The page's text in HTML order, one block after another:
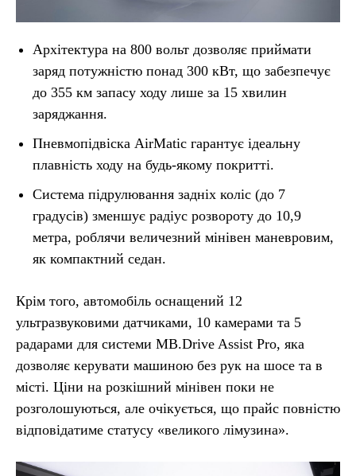
Архітектура на 800 вольт дозволяє приймати
заряд потужністю понад 300 кВт, що забезпечує
до 355 км запасу ходу лише за 15 хвилин
заряджання.
Пневмопідвіска AirMatic гарантує ідеальну
плавність ходу на будь-якому покритті.
Система підрулювання задніх коліс (до 7
градусів) зменшує радіус розвороту до 10,9
метра, роблячи величезний мінівен маневровим,
як компактний седан.
Крім того, автомобіль оснащений 12
ультразвуковими датчиками, 10 камерами та 5
радарами для системи MB.Drive Assist Pro, яка
дозволяє керувати машиною без рук на шосе та в
місті. Ціни на розкішний мінівен поки не
розголошуються, але очікується, що прайс повністю
відповідатиме статусу «великого лімузина».